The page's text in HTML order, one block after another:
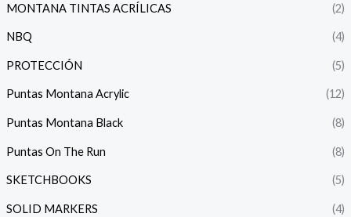
MONTANA TINTAS ACRÍLICAS (2)
NBQ (4)
PROTECCIÓN (5)
Puntas Montana Acrylic (12)
Puntas Montana Black (8)
Puntas On The Run (8)
SKETCHBOOKS (5)
SOLID MARKERS (4)